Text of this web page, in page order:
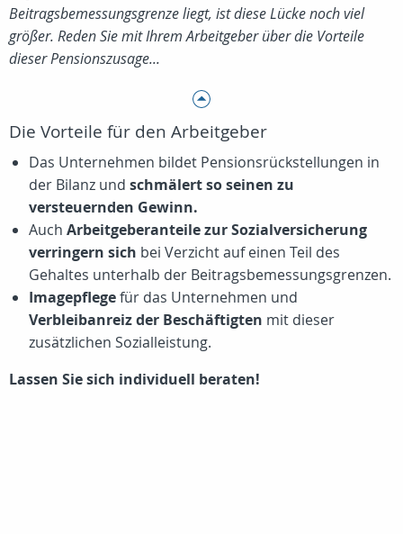
Beitragsbemessungsgrenze liegt, ist diese Lücke noch viel
größer. Reden Sie mit Ihrem Arbeitgeber über die Vorteile
dieser Pensionszusage...
Die Vorteile für den Arbeitgeber
Das Unternehmen bildet Pensionsrückstellungen in
der Bilanz und schmälert so seinen zu
versteuernden Gewinn.
Auch Arbeitgeberanteile zur Sozialversicherung
verringern sich bei Verzicht auf einen Teil des
Gehaltes unterhalb der Beitragsbemessungsgrenzen.
Imagepflegefür das Unternehmen und
Verbleibanreiz der Beschäftigten mit dieser
zusätzlichen Sozialleistung.
Lassen Sie sich individuell beraten!